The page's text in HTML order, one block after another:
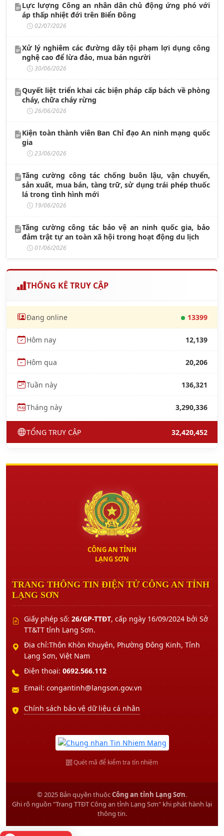
Lực lượng Công an nhân dân chủ động ứng phó với
áp thấp nhiệt đới trên Biển Đông
02/07/2026
Xử lý nghiêm các đường dây tội phạm lợi dụng công
nghệ cao để lừa đảo, mua bán người
30/06/2026
Quyết liệt triển khai các biện pháp cấp bách về phòng
cháy, chữa cháy rừng
26/06/2026
Kiện toàn thành viên Ban Chỉ đạo An ninh mạng quốc
gia
23/06/2026
Tăng cường công tác chống buôn lậu, vận chuyển,
sản xuất, mua bán, tàng trữ, sử dụng trái phép thuốc
lá trong tình hình mới
19/06/2026
Tăng cường công tác bảo vệ an ninh quốc gia, bảo
đảm trật tự an toàn xã hội trong hoạt động du lịch
01/06/2026
THỐNG KÊ TRUY CẬP
Đang online 13399
Hôm nay 12,139
Hôm qua 20,206
Tuần này 136,321
Tháng này 3,290,336
TỔNG TRUY CẬP 32,420,452
CÔNG AN TỈNH
LẠNG SƠN
TRANG THÔNG TIN ĐIỆN TỬ CÔNG AN TỈNH
LẠNG SƠN
Giấy phép số: 26/GP-TTĐT, cấp ngày 16/09/2024 bởi Sở
TT&TT tỉnh Lạng Sơn.
Địa chỉ:Thôn Khòn Khuyên, Phường Đông Kinh, Tỉnh
Lạng Sơn, Việt Nam
Điện thoại: 0692.566.112
Email: congantinh@langson.gov.vn
Chính sách bảo vệ dữ liệu cá nhân
Quét mã để kiểm tra tín nhiệm
© 2025 Bản quyền thuộcCông an tỉnh Lạng Sơn.
Ghi rõ nguồn "Trang TTĐT Công an tỉnh Lạng Sơn" khi phát hành lại
thông tin.